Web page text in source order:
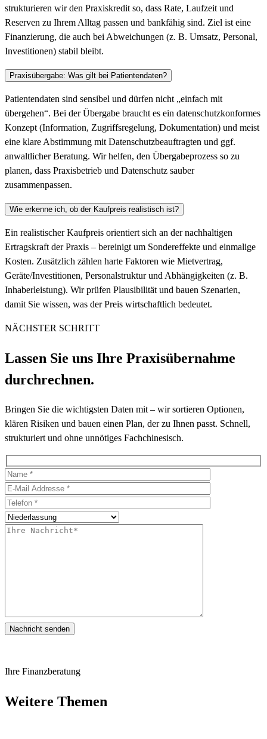
strukturieren wir den Praxiskredit so, dass Rate, Laufzeit und
Reserven zu Ihrem Alltag passen und bankfähig sind. Ziel ist eine
Finanzierung, die auch bei Abweichungen (z. B. Umsatz, Personal,
Investitionen) stabil bleibt.
Praxisübergabe: Was gilt bei Patientendaten?
Patientendaten sind sensibel und dürfen nicht „einfach mit
übergehen“. Bei der Übergabe braucht es ein datenschutzkonformes
Konzept (Information, Zugriffsregelung, Dokumentation) und meist
eine klare Abstimmung mit Datenschutzbeauftragten und ggf.
anwaltlicher Beratung. Wir helfen, den Übergabeprozess so zu
planen, dass Praxisbetrieb und Datenschutz sauber
zusammenpassen.
Wie erkenne ich, ob der Kaufpreis realistisch ist?
Ein realistischer Kaufpreis orientiert sich an der nachhaltigen
Ertragskraft der Praxis – bereinigt um Sondereffekte und einmalige
Kosten. Zusätzlich zählen harte Faktoren wie Mietvertrag,
Geräte/Investitionen, Personalstruktur und Abhängigkeiten (z. B.
Inhaberleistung). Wir prüfen Plausibilität und bauen Szenarien,
damit Sie wissen, was der Preis wirtschaftlich bedeutet.
NÄCHSTER SCHRITT
Lassen Sie uns Ihre Praxisübernahme
durchrechnen.
Bringen Sie die wichtigsten Daten mit – wir sortieren Optionen,
klären Risiken und bauen einen Plan, der zu Ihnen passt. Schnell,
strukturiert und ohne unnötiges Fachchinesisch.
Nachricht senden
Ihre Finanzberatung
Weitere Themen